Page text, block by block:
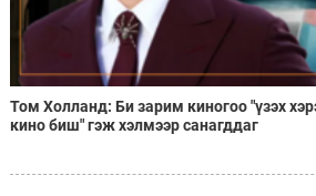
Том Холланд: Би зарим киногоо "үзэх
кино биш" гэж хэлмээр санагддаг